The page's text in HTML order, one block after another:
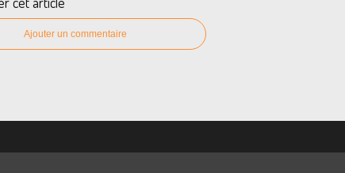
Ajouter un commentaire